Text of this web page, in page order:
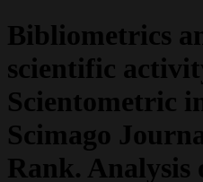
Bibliometrics
scientific
Scientometric
Scimago
Rank. Analysis